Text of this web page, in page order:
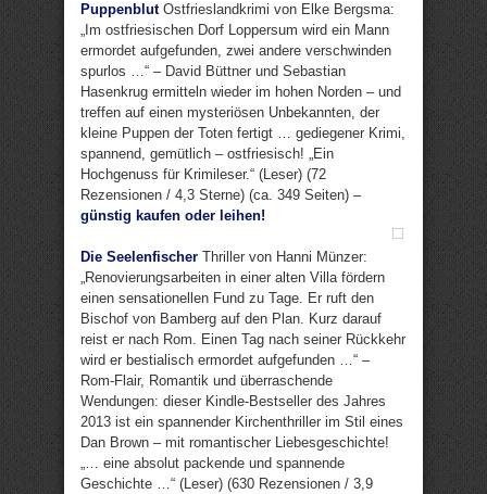
PuppenblutOstfrieslandkrimi von Elke Bergsma:
„Im ostfriesischen Dorf Loppersum wird ein Mann
ermordet aufgefunden, zwei andere verschwinden
spurlos …“ – David Büttner und Sebastian
Hasenkrug ermitteln wieder im hohen Norden – und
treffen auf einen mysteriösen Unbekannten, der
kleine Puppen der Toten fertigt … gediegener Krimi,
spannend, gemütlich – ostfriesisch! „Ein
Hochgenuss für Krimileser.“ (Leser) (72
Rezensionen / 4,3 Sterne) (ca. 349 Seiten) –
günstig kaufen oder leihen!
Die Seelenfischer Thriller von Hanni Münzer:
„Renovierungsarbeiten in einer alten Villa fördern
einen sensationellen Fund zu Tage. Er ruft den
Bischof von Bamberg auf den Plan. Kurz darauf
reist er nach Rom. Einen Tag nach seiner Rückkehr
wird er bestialisch ermordet aufgefunden …“ –
Rom-Flair, Romantik und überraschende
Wendungen: dieser Kindle-Bestseller des Jahres
2013 ist ein spannender Kirchenthriller im Stil eines
Dan Brown – mit romantischer Liebesgeschichte!
„… eine absolut packende und spannende
Geschichte …“ (Leser) (630 Rezensionen / 3,9